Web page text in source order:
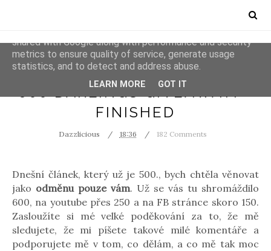
GIVEAWAYS
600 DARLINGS GIVEAWAY! -
FINISHED
Dazzlicious 18:36 182 Comments
Dnešní článek, který už je 500., bych chtěla věnovat
jako odměnu pouze vám. Už se vás tu shromáždilo
600, na youtube přes 250 a na FB stránce skoro 150.
Zasloužíte si mé velké poděkování za to, že mě
sledujete, že mi píšete takové milé komentáře a
podporujete mě v tom, co dělám, a co mě tak moc
This site uses cookies from Google to deliver its services
shared with Google along with performance and security
metrics to ensure quality of service, generate usage
statistics, and to detect and address abuse.
LEARN MORE GOT IT